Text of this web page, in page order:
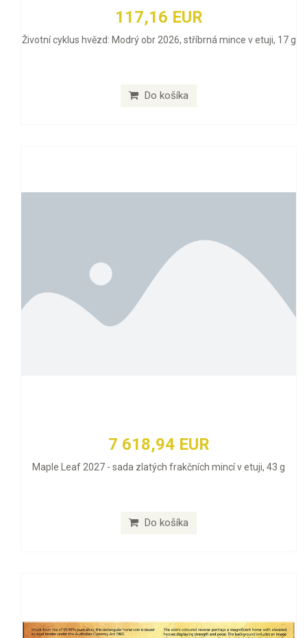
117,16 EUR
Životní cyklus hvězd: Modrý obr 2026, stříbrná mince v etuji, 17 g
Do košíka
7 618,94 EUR
Maple Leaf 2027 - sada zlatých frakčních mincí v etuji, 43 g
Do košíka